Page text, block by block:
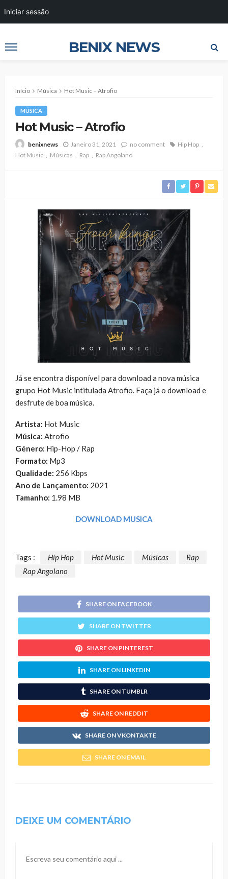
Iniciar sessão
BENIX NEWS
Início Música Hot Music – Atrofio
MÚSICA
Hot Music – Atrofio
benixnews Janeiro 31, 2021 no comment
Hip Hop
Hot Music
Músicas Rap Rap Angolano
Já se encontra disponível para download a nova música
grupo Hot Music intitulada Atrofio. Faça já o download e
desfrute de boa música.
Artista: Hot Music
Música: Atrofio
Género: Hip-Hop / Rap
Formato: Mp3
Qualidade: 256 Kbps
Ano de Lançamento: 2021
Tamanho: 1.98 MB
DOWNLOAD MUSICA
Tags : Hip Hop Hot Music Músicas
Rap
Rap Angolano
SHARE ON FACEBOOK
SHARE ON TWITTER
SHARE ON PINTEREST
SHARE ON LINKEDIN
SHARE ON TUMBLR
SHARE ON REDDIT
SHARE ON VKONTAKTE
SHARE ON EMAIL
DEIXE UM COMENTÁRIO